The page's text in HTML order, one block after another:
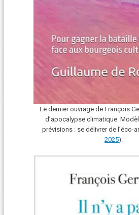
Le dernier ouvrage de François
d’apocalypse climatique.
prévisions : se délivrer de l’éco-
2025).